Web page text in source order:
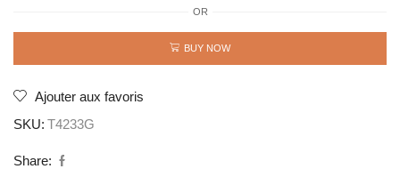
1983
OR
BUY NOW
Ajouter aux favoris
SKU: T4233G
Share: